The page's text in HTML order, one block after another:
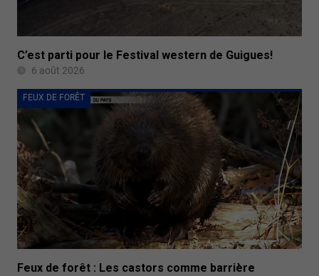
C’est parti pour le Festival western de Guigues!
6 août 2026
FEUX DE FORÊT
Feux de forêt : Les castors comme barrière